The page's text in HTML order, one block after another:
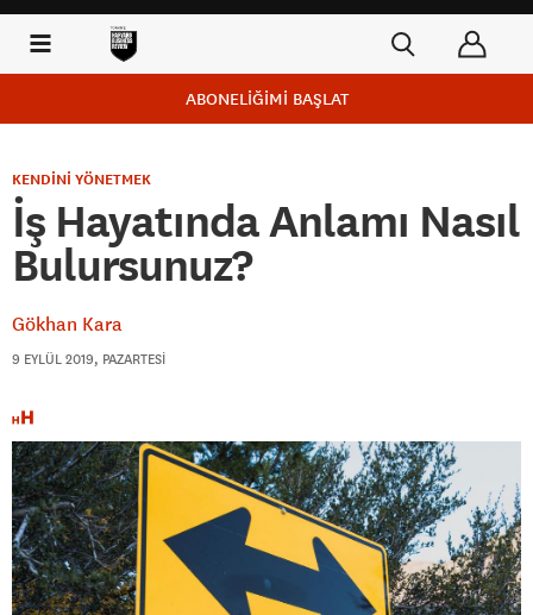
ABONELİĞİMİ BAŞLAT
KENDİNİ YÖNETMEK
İş Hayatında Anlamı Nasıl
Bulursunuz?
Gökhan Kara
9 EYLÜL 2019, PAZARTESI